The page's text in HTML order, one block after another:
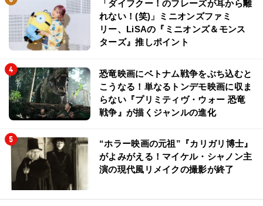
「ダイフクー！のフレーズが耳から離
れない！(笑)」ミニオンズファミ
リー、LiSAの『ミニオンズ＆モンス
ターズ』推しポイント
恐竜映画にベトナム戦争をぶち込むと
こうなる！単なるトンデモ映画に収ま
らない『プリミティヴ・ウォー 恐竜
戦争』が描くジャンルの進化
“ホラー映画の元祖”『カリガリ博士』
がよみがえる！マイケル・シャノン主
演の現代風リメイクの撮影が終了